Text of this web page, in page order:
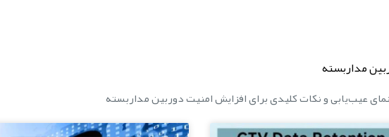
مداربسته
عیب‌یابی و نکات کلیدی برای افزایش امنیت دوربین مداربسته